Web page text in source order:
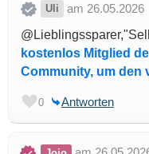
Uli
am 26.05.2026
kostenlos Mitglied
Community, um den
0 Antworten